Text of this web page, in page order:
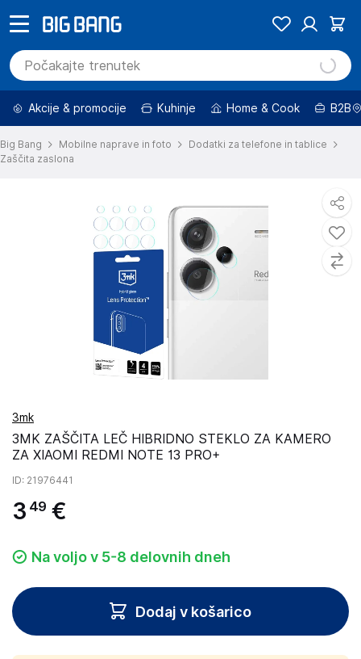
Akcije & promocije Kuhinje Home & Cook B2B
Big Bang Mobilne naprave in foto
Dodatki za telefone in tablice
Zaščita zaslona
3mk
3MK ZAŠČITA LEČ HIBRIDNO STEKLO ZA KAMERO
ZA XIAOMI REDMI NOTE 13 PRO+
ID: 21976441
3 49 €
Na voljo v 5-8 delovnih dneh
Dodaj v košarico